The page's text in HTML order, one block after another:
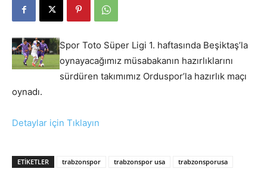
Spor Toto Süper Ligi 1. haftasında Beşiktaş’la
oynayacağımız müsabakanın hazırlıklarını
sürdüren takımımız Orduspor’la hazırlık maçı
oynadı.
Detaylar için Tıklayın
ETIKETLER trabzonspor trabzonspor usa trabzonsporusa